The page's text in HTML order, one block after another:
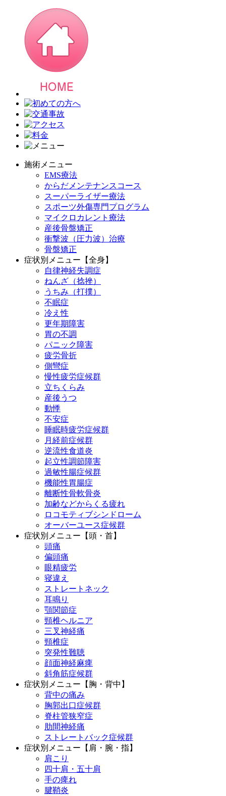
施術メニュー
EMS療法
からだメンテナンスコース
スーパーライザー療法
スポーツ外傷専門プログラム
マイクロカレント療法
産後骨盤矯正
衝撃波（圧力波）治療
骨盤矯正
症状別メニュー【全身】
自律神経失調症
ねんざ（捻挫）
うちみ（打撲）
不眠症
冷え性
更年期障害
胃の不調
パニック障害
疲労骨折
側彎症
慢性疲労症候群
立ちくらみ
産後うつ
動悸
不安症
睡眠時疲労症候群
月経前症候群
逆流性食道炎
起立性調節障害
過敏性腸症候群
機能性胃腸症
離断性骨軟骨炎
加齢などからくる疲れ
ロコモティブシンドローム
オーバーユース症候群
症状別メニュー【頭・首】
頭痛
偏頭痛
眼精疲労
寝違え
ストレートネック
耳鳴り
顎関節症
頸椎ヘルニア
三叉神経痛
頸椎症
突発性難聴
顔面神経麻痺
斜角筋症候群
症状別メニュー【胸・背中】
背中の痛み
胸郭出口症候群
脊柱管狭窄症
肋間神経痛
ストレートバック症候群
症状別メニュー【肩・腕・指】
肩こり
四十肩・五十肩
手の痺れ
腱鞘炎